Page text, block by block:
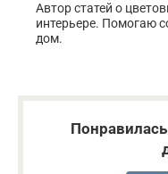
Автор статей о
интерьере. Помогаю
дом.